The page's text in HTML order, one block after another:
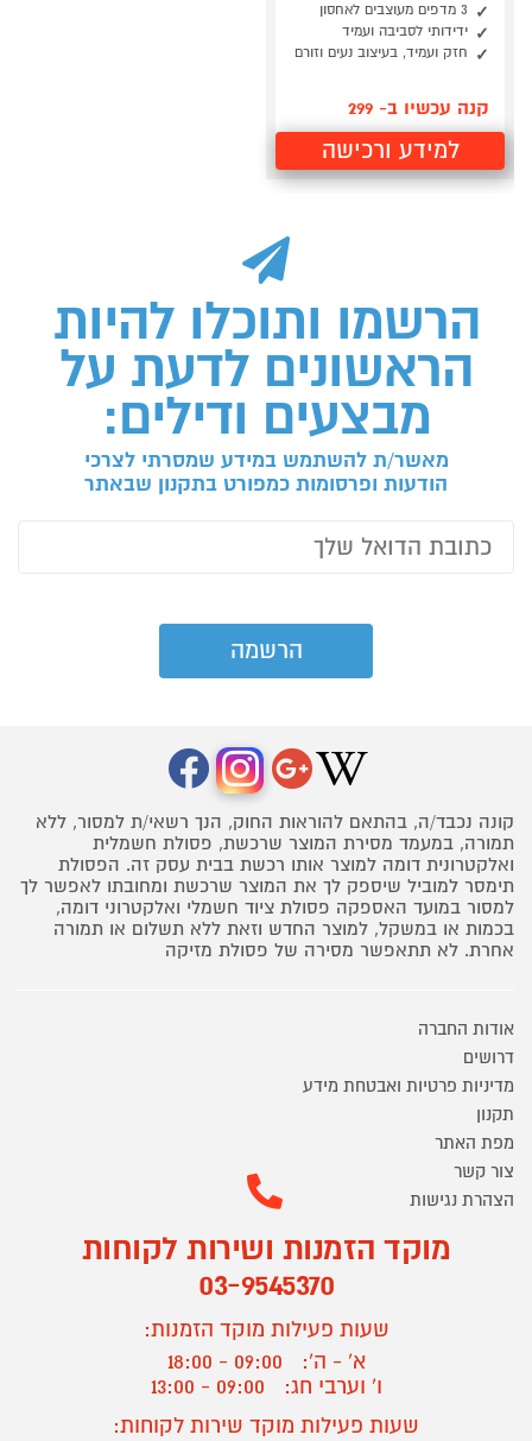
3 מדפים מעוצבים לאחסון
ידידותי לסביבה ועמיד
חזק ועמיד, בעיצוב נעים וזורם
קנה עכשיו ב- 299
למידע ורכישה
הרשמו ותוכלו להיות
הראשונים לדעת על
מבצעים ודילים:
מאשר/ת להשתמש במידע שמסרתי לצרכי
הודעות ופרסומות כמפורט בתקנון שבאתר
קונה נכבד/ה, בהתאם להוראות החוק, הנך רשאי/ת למסור, ללא
תמורה, במעמד מסירת המוצר שרכשת, פסולת חשמלית
ואלקטרונית דומה למוצר אותו רכשת בבית עסק זה. הפסולת
תימסר למוביל שיספק לך את המוצר שרכשת ומחובתו לאפשר לך
למסור במועד האספקה פסולת ציוד חשמלי ואלקטרוני דומה,
בכמות או במשקל, למוצר החדש וזאת ללא תשלום או תמורה
אחרת. לא תתאפשר מסירה של פסולת מזיקה
אודות החברה
דרושים
מדיניות פרטיות ואבטחת מידע
תקנון
מפת האתר
צור קשר
הצהרת נגישות
מוקד הזמנות ושירות לקוחות
03-9545370
שעות פעילות מוקד הזמנות:
א' - ה':
09:00 - 18:00
ו' וערבי חג:
09:00 - 13:00
שעות פעילות מוקד שירות לקוחות: